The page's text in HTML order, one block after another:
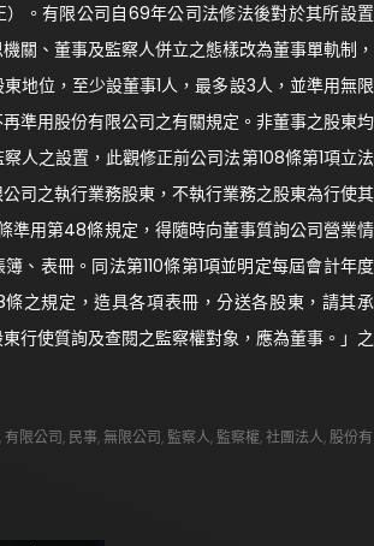
）。有限公司自69年公司法修法後對於其所設置
關、董事及監察人併立之態樣改為董事單軌制，
地位，至少設董事1人，最多設3人，並準用無限
準用股份有限公司之有關規定。非董事之股東均
人之設置，此觀修正前公司法第108條第1項立法
司之執行業務股東，不執行業務之股東為行使其
準用第48條規定，得隨時向董事質詢公司營業情
、表冊。同法第110條第1項並明定每屆會計年度
之規定，造具各項表冊，分送各股東，請其承
行使質詢及查閱之監察權對象，應為董事。」之
, 有限公司, 民事, 無限公司,監察人,監察權,社團法人,股份有